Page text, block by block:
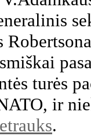
turės
ir
.